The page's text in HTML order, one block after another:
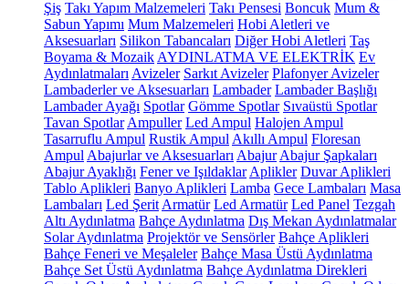
Şiş Takı Yapım Malzemeleri Takı Pensesi Boncuk Mum &
Sabun Yapımı Mum Malzemeleri Hobi Aletleri ve
Aksesuarları Silikon Tabancaları Diğer Hobi Aletleri Taş
Boyama & Mozaik AYDINLATMA VE ELEKTRİK Ev
Aydınlatmaları Avizeler Sarkıt Avizeler Plafonyer Avizeler
Lambaderler ve Aksesuarları Lambader Lambader Başlığı
Lambader Ayağı Spotlar Gömme Spotlar Sıvaüstü Spotlar
Tavan Spotlar Ampuller Led Ampul Halojen Ampul
Tasarruflu Ampul Rustik Ampul Akıllı Ampul Floresan
Ampul Abajurlar ve Aksesuarları Abajur Abajur Şapkaları
Abajur Ayaklığı Fener ve Işıldaklar Aplikler Duvar Aplikleri
Tablo Aplikleri Banyo Aplikleri Lamba Gece Lambaları Masa
Lambaları Led Şerit Armatür Led Armatür Led Panel Tezgah
Altı Aydınlatma Bahçe Aydınlatma Dış Mekan Aydınlatmalar
Solar Aydınlatma Projektör ve Sensörler Bahçe Aplikleri
Bahçe Feneri ve Meşaleler Bahçe Masa Üstü Aydınlatma
Bahçe Set Üstü Aydınlatma Bahçe Aydınlatma Direkleri